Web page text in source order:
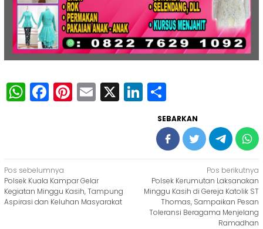
WhatsApp
Facebook
Pinterest
Email
X LinkedIn
SEBARKAN
Navigasi
pos
Pos sebelumnya
Polsek Kuala Kampar Gelar
Kegiatan Minggu Kasih, Tampung
Aspirasi dan Keluhan Masyarakat
Pos berikutnya
Polsek Kerumutan Laksanakan
Minggu Kasih di Gereja Katolik ST
Thomas, Sampaikan Pesan
Toleransi Beragama Menjelang
Ramadhan